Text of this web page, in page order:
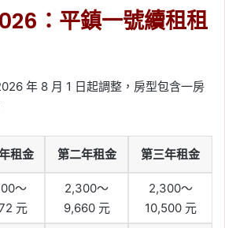
：平鎮一號續租租
年 8 月 1 日起調整，房型包含一房
租金 第二年租金 第三年租金
～
元
2,300～
9,660 元
2,300～
10,500 元